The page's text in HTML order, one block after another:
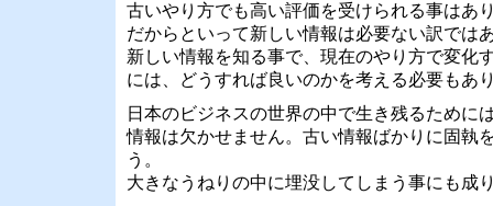
古いやり方でも高い評価を受けられる事はあ
だからといって新しい情報は必要ない訳では
新しい情報を知る事で、現在のやり方で変化
には、どうすれば良いのかを考える必要もあ
日本のビジネスの世界の中で生き残るために
情報は欠かせません。古い情報ばかりに固執
う。
大きなうねりの中に埋没してしまう事にも成